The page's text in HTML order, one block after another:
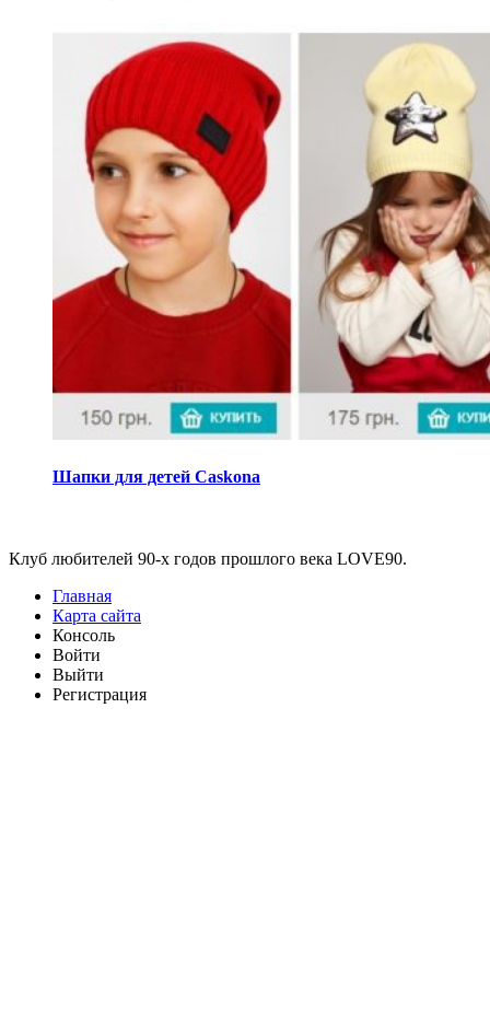
Шапки для детей Caskona
Клуб любителей 90-х годов прошлого века LOVE90.
Главная
Карта сайта
Консоль
Войти
Выйти
Регистрация